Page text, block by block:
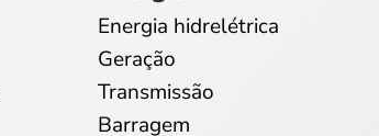
Energia hidrelétrica
Geração
Transmissão
Barragem